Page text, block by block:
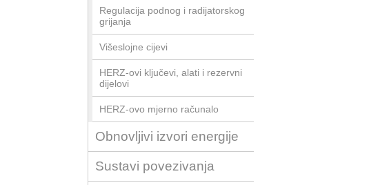
Regulacija podnog i radijatorskog
grijanja
Višeslojne cijevi
HERZ-ovi ključevi, alati i rezervni
dijelovi
HERZ-ovo mjerno računalo
Obnovljivi izvori energije
Sustavi povezivanja